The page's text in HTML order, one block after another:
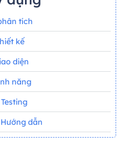
tích
kế
diện
năng
dẫn